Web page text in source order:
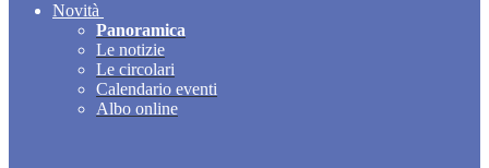
Novità
Panoramica
Le notizie
Le circolari
Calendario eventi
Albo online